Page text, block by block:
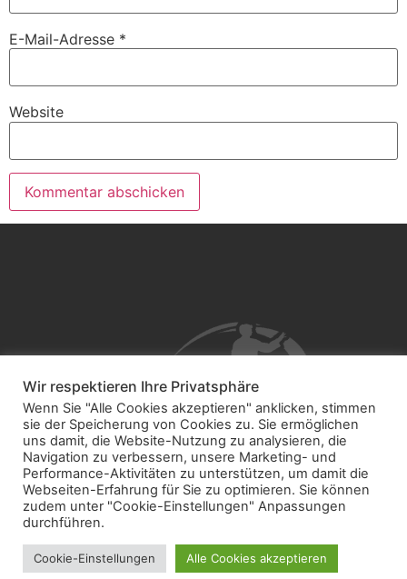
E-Mail-Adresse *
Website
Wir respektieren Ihre Privatsphäre
Wenn Sie "Alle Cookies akzeptieren" anklicken, stimmen
sie der Speicherung von Cookies zu. Sie ermöglichen
uns damit, die Website-Nutzung zu analysieren, die
Navigation zu verbessern, unsere Marketing- und
Performance-Aktivitäten zu unterstützen, um damit die
Webseiten-Erfahrung für Sie zu optimieren. Sie können
zudem unter "Cookie-Einstellungen" Anpassungen
durchführen.
Cookie-Einstellungen Alle Cookies akzeptieren